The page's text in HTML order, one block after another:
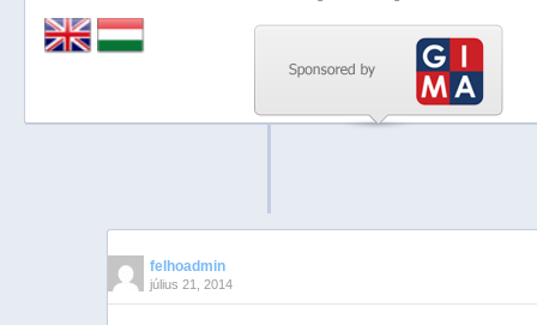
felhoadmin
július 21, 2014